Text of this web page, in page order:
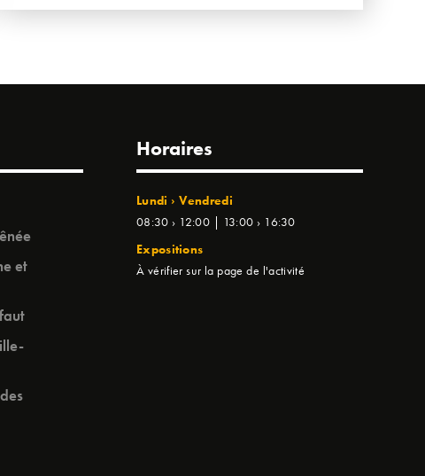
et
Horaires
Lundi › Vendredi
08:30 › 12:00 | 13:00 › 16:30
Expositions
À vérifier sur la page de l'activité